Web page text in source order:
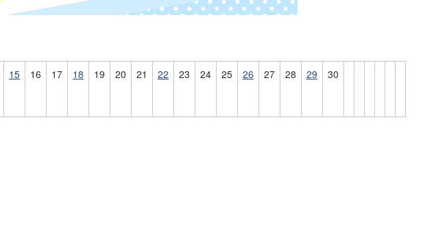
15 16 17 18 19 20 21 22 23 24 25 26 27 28 29 30